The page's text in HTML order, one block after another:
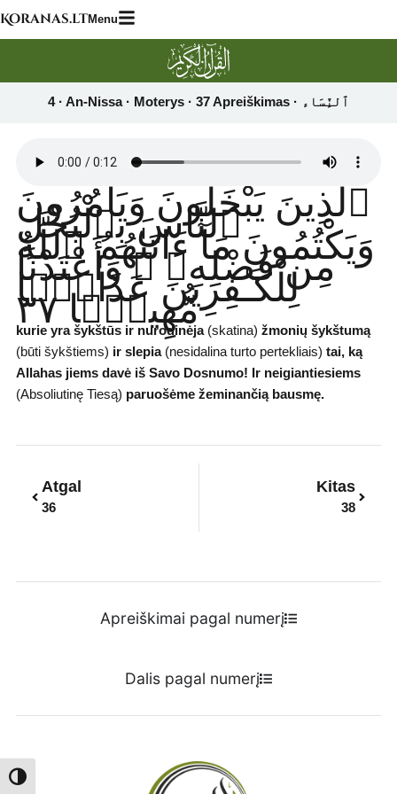
Toggle High Contrast
Skip
to
Koranas.ltMenu
ٱلَّذِينَ يَبْخَلُونَ وَيَأْمُرُونَ
ٱلنَّاسَ بِٱلْبُخْلِ
وَيَكْتُمُونَ مَآ ءَاتَىٰهُمُ ٱللَّهُ
مِن فَضْلِهِۦ ۗ وَأَعْتَدْنَا
لِلْكَـٰفِرِينَ عَذَابًۭا
مُّهِينًۭا ٣٧
kurie yra šykštūs ir nurodinėja(skatina) žmonių šykštumą
(būti šykštiems) ir slepia(nesidalina turto pertekliais) tai, ką
Allahas jiems davė iš Savo Dosnumo! Ir neigiantiesiems
(Absoliutinę Tiesą) paruošėme žeminančią bausmę.
Atgal
36
Kitas
38
Apreiškimai pagal numerį
Dalis pagal numerį